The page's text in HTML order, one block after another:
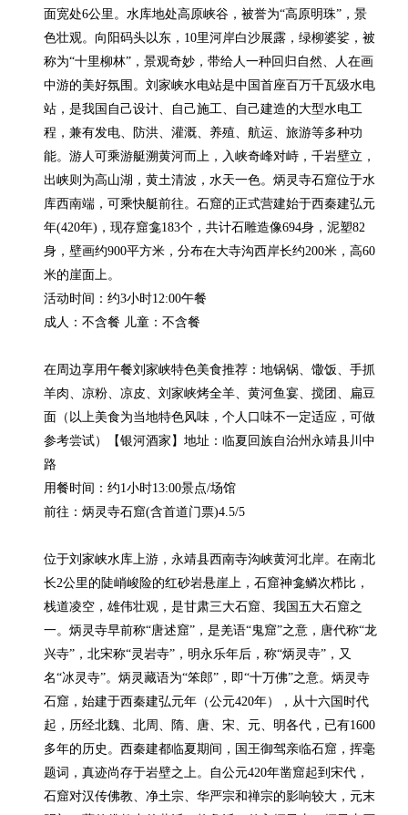
面宽处6公里。水库地处高原峡谷，被誉为“高原明珠”，景
色壮观。向阳码头以东，10里河岸白沙展露，绿柳婆娑，被
称为“十里柳林”，景观奇妙，带给人一种回归自然、人在画
中游的美好氛围。刘家峡水电站是中国首座百万千瓦级水电
站，是我国自己设计、自己施工、自己建造的大型水电工
程，兼有发电、防洪、灌溉、养殖、航运、旅游等多种功
能。游人可乘游艇溯黄河而上，入峡奇峰对峙，千岩壁立，
出峡则为高山湖，黄土清波，水天一色。炳灵寺石窟位于水
库西南端，可乘快艇前往。石窟的正式营建始于西秦建弘元
年(420年)，现存窟龛183个，共计石雕造像694身，泥塑82
身，壁画约900平方米，分布在大寺沟西岸长约200米，高60
米的崖面上。
活动时间：约3小时12:00午餐
成人：不含餐 儿童：不含餐
在周边享用午餐刘家峡特色美食推荐：地锅锅、馓饭、手抓
羊肉、凉粉、凉皮、刘家峡烤全羊、黄河鱼宴、搅团、扁豆
面（以上美食为当地特色风味，个人口味不一定适应，可做
参考尝试）【银河酒家】地址：临夏回族自治州永靖县川中
路
用餐时间：约1小时13:00景点/场馆
前往：炳灵寺石窟(含首道门票)4.5/5
位于刘家峡水库上游，永靖县西南寺沟峡黄河北岸。在南北
长2公里的陡峭峻险的红砂岩悬崖上，石窟神龛鳞次栉比，
栈道凌空，雄伟壮观，是甘肃三大石窟、我国五大石窟之
一。炳灵寺早前称“唐述窟”，是羌语“鬼窟”之意，唐代称“龙
兴寺”，北宋称“灵岩寺”，明永乐年后，称“炳灵寺”，又
名“冰灵寺”。炳灵藏语为“笨郎”，即“十万佛”之意。炳灵寺
石窟，始建于西秦建弘元年（公元420年），从十六国时代
起，历经北魏、北周、隋、唐、宋、元、明各代，已有1600
多年的历史。西秦建都临夏期间，国王御驾亲临石窟，挥毫
题词，真迹尚存于岩壁之上。自公元420年凿窟起到宋代，
石窟对汉传佛教、净土宗、华严宗和禅宗的影响较大，元末